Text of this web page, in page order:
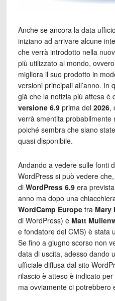
Anche se ancora la data
iniziano ad arrivare alcune
che verrà introdotto nella
più utilizzato al mondo, ovvero
migliora il suo prodotto in
versioni principali all’anno. In
già che la notizia più attesa è
versione 6.9prima del 2026,
verrà smentita probabilmente
poiché sembra che siano
quasi disponibile.
Andando a vedere sulle fonti
WordPress si può vedere
di WordPress 6.9era prevista
anno ma dopo una
WordCamp Europetra Mary
di WordPress) e Matt
e fondatore del CMS) è stata
Se fino a giugno scorso non
data di uscita, adesso dando
ufficiale diffusa dal sito
rilascio è atteso è indicato per
ma ovviamente ci potrebbero